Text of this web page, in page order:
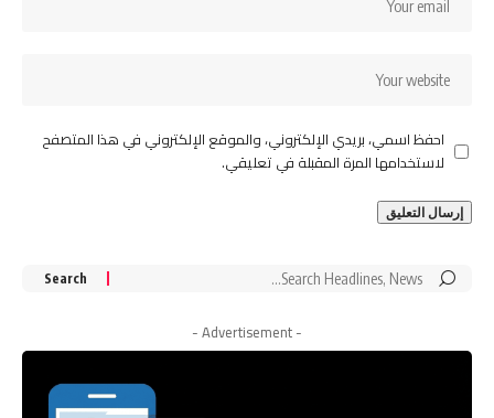
احفظ اسمي، بريدي الإلكتروني، والموقع الإلكتروني في هذا المتصفح
لاستخدامها المرة المقبلة في تعليقي.
Search
- Advertisement -